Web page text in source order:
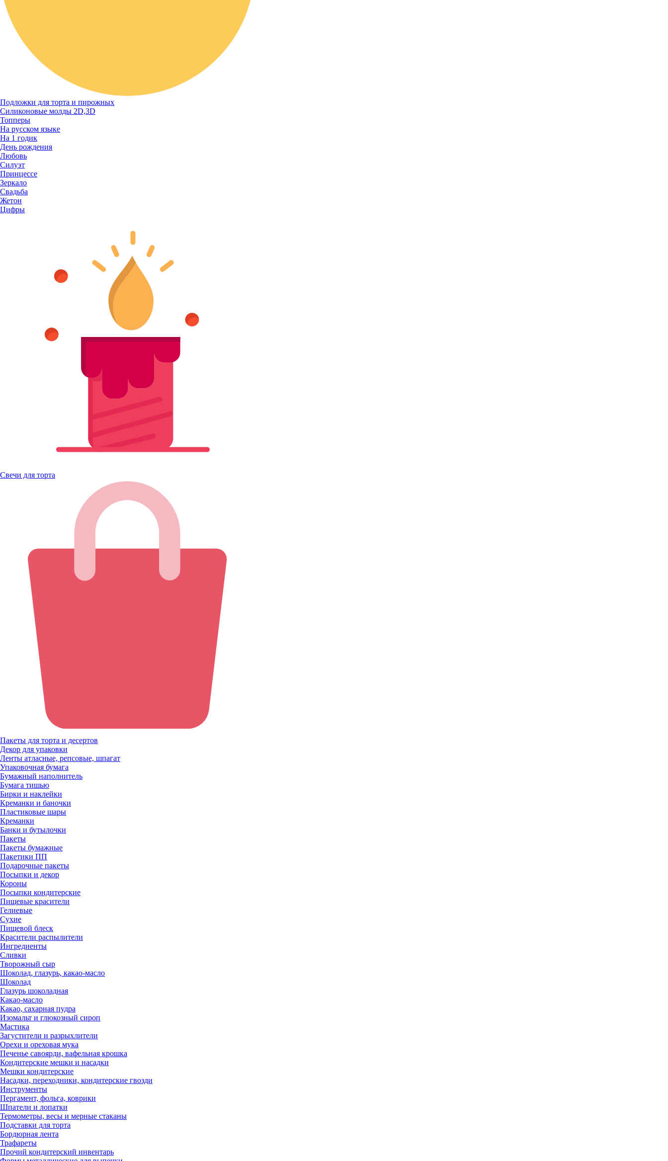
Подложки для торта и пирожных
Силиконовые молды 2D,3D
Топперы
На русском языке
На 1 годик
День рождения
Любовь
Силуэт
Принцессе
Зеркало
Свадьба
Жетон
Цифры
Свечи для торта
Пакеты для торта и десертов
Декор для упаковки
Ленты атласные, репсовые, шпагат
Упаковочная бумага
Бумажный наполнитель
Бумага тишью
Бирки и наклейки
Креманки и баночки
Пластиковые шары
Креманки
Банки и бутылочки
Пакеты
Пакеты бумажные
Пакетики ПП
Подарочные пакеты
Посыпки и декор
Короны
Посыпки кондитерские
Пищевые красители
Гелиевые
Сухие
Пищевой блеск
Красители распылители
Ингредиенты
Сливки
Творожный сыр
Шоколад, глазурь, какао-масло
Шоколад
Глазурь шоколадная
Какао-масло
Какао, сахарная пудра
Изомальт и глюкозный сироп
Мастика
Загустители и разрыхлители
Орехи и ореховая мука
Печенье савоярди, вафельная крошка
Кондитерские мешки и насадки
Мешки кондитерские
Насадки, переходники, кондитерские гвозди
Инструменты
Пергамент, фольга, коврики
Шпатели и лопатки
Термометры, весы и мерные стаканы
Подставки для торта
Бордюрная лента
Трафареты
Прочий кондитерский инвентарь